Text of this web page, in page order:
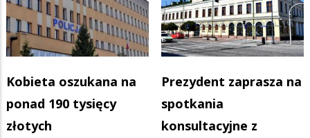
Kobieta oszukana na
ponad 190 tysięcy
złotych
Prezydent zaprasza na
spotkania
konsultacyjne z